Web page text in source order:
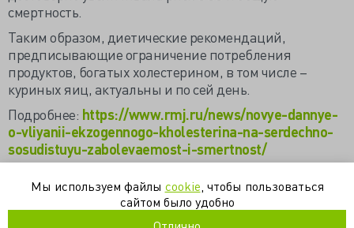
смертность.
Таким образом, диетические рекомендаций,
предписывающие ограничение потребления
продуктов, богатых холестерином, в том числе –
куриных яиц, актуальны и по сей день.
Подробнее: https://www.rmj.ru/news/novye-dannye-
o-vliyanii-ekzogennogo-kholesterina-na-serdechno-
sosudistuyu-zabolevaemost-i-smertnost/
холестерин
Мы используем файлы cookie , чтобы пользоваться
сайтом было удобно